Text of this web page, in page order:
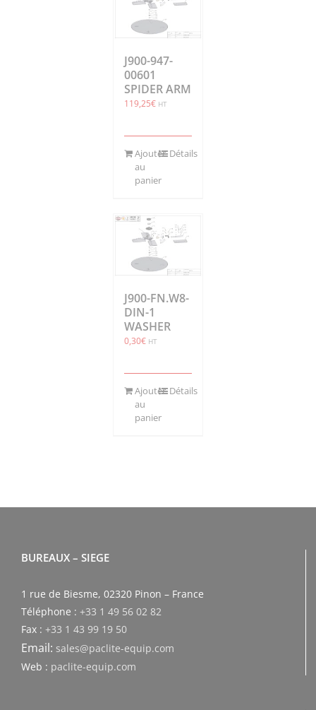
J900-947-
00601
SPIDER ARM
119,25€ HT
Ajouter
au
panier
Détails
J900-FN.W8-
DIN-1
WASHER
0,30€ HT
Ajouter
au
panier
Détails
BUREAUX – SIEGE
1 rue de Biesme, 02320 Pinon – France
Téléphone : +33 1 49 56 02 82
Fax : +33 1 43 99 19 50
Email: sales@paclite-equip.com
Web : paclite-equip.com